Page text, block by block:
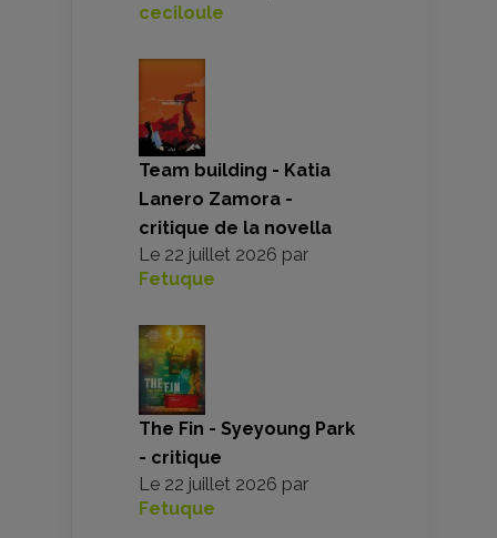
ceciloule
Team building - Katia
Lanero Zamora -
critique de la novella
Le 22 juillet 2026 par
Fetuque
The Fin - Syeyoung Park
- critique
Le 22 juillet 2026 par
Fetuque